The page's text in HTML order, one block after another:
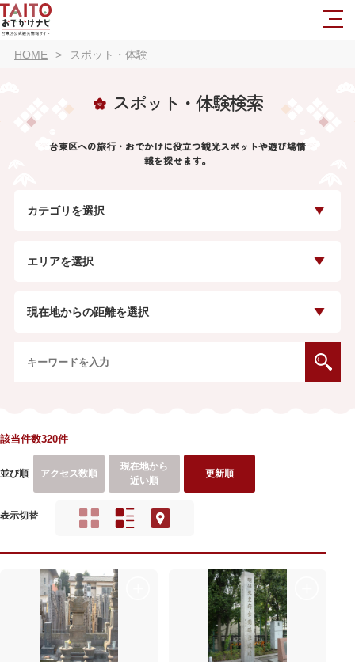
HOME スポット・体験
スポット・体験検索
台東区への旅行・おでかけに役立つ観光スポットや遊び場情
報を探せます。
カテゴリを選択
エリアを選択
現在地からの距離を選択
該当件数320件
並び順 アクセス数順
現在地から
近い順
更新順
表示切替